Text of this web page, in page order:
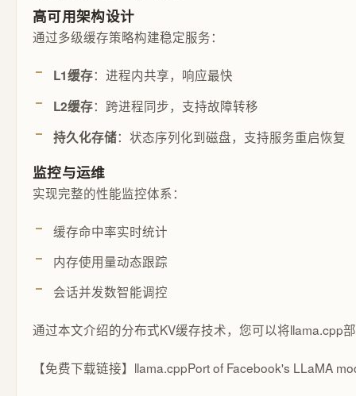
高可用架构设计
通过多级缓存策略构建稳定服务：
L1缓存：进程内共享，响应最快
L2缓存：跨进程同步，支持故障转移
持久化存储：状态序列化到磁盘，支持服务重启恢复
监控与运维
实现完整的性能监控体系：
缓存命中率实时统计
内存使用量动态跟踪
会话并发数智能调控
通过本文介绍的分布式KV缓存技术，您可以将llama.cpp
【免费下载链接】llama.cppPort of Facebook's LLaMA